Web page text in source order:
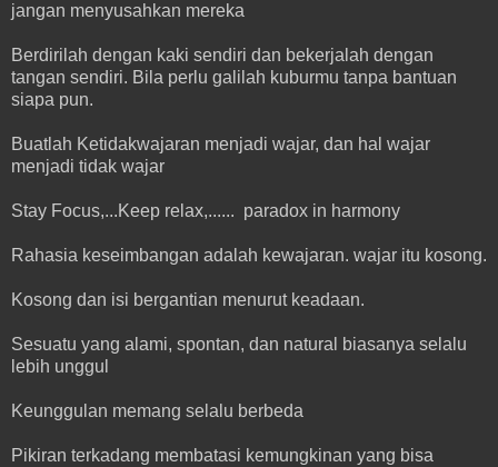
jangan menyusahkan mereka
Berdirilah dengan kaki sendiri dan bekerjalah dengan
tangan sendiri. Bila perlu galilah kuburmu tanpa bantuan
siapa pun.
Buatlah Ketidakwajaran menjadi wajar, dan hal wajar
menjadi tidak wajar
Stay Focus,...Keep relax,...... paradox in harmony
Rahasia keseimbangan adalah kewajaran. wajar itu kosong.
Kosong dan isi bergantian menurut keadaan.
Sesuatu yang alami, spontan, dan natural biasanya selalu
lebih unggul
Keunggulan memang selalu berbeda
Pikiran terkadang membatasi kemungkinan yang bisa